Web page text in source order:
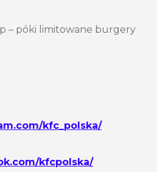
– póki limitowane burgery
kfc_polska/
kfcpolska/